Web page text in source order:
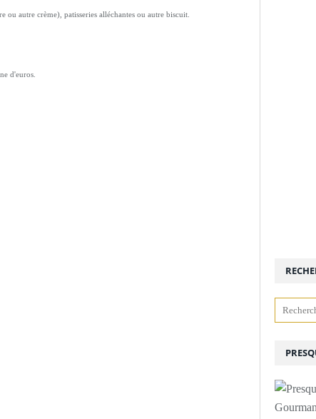
ou autre crème), patisseries alléchantes ou autre biscuit.
d'euros.